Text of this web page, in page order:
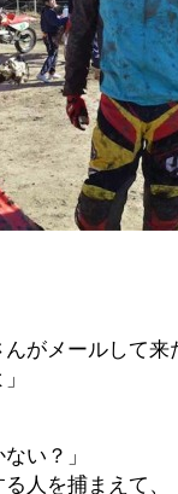
がメールして来
い？」
人を捕まえて、